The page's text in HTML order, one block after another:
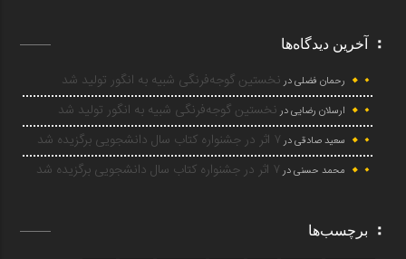
آخرین دیدگاه‌ها
رحمان فضلیدر نخستین گوجه‌فرنگی شبیه به انگور تولید شد
ارسلان رضاییدر نخستین گوجه‌فرنگی شبیه به انگور تولید شد
سعید صادقیدر ۷ اثر در جشنواره کتاب سال دانشجویی برگزیده شد
محمد حسنیدر ۷ اثر در جشنواره کتاب سال دانشجویی برگزیده شد
برچسب‌ها